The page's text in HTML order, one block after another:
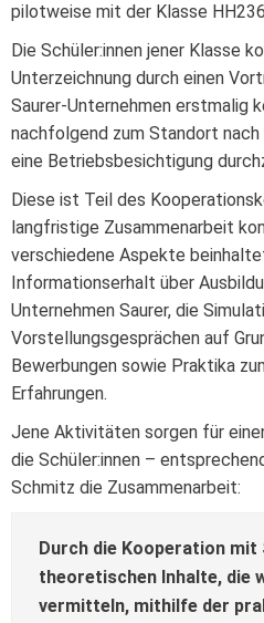
pilotweise mit der Klasse
Die Schüler:innen jener Klasse
Unterzeichnung durch einen
Saurer-Unternehmen erstmalig
nachfolgend zum Standort nach
eine Betriebsbesichtigung
Diese ist Teil des
langfristige Zusammenarbeit
verschiedene Aspekte
Informationserhalt über
Unternehmen Saurer, die
Vorstellungsgesprächen auf
Bewerbungen sowie Praktika
Erfahrungen.
Jene Aktivitäten sorgen für
die Schüler:innen –
Schmitz die Zusammenarbeit:
Durch die Kooperation mit
theoretischen Inhalte, die
vermitteln, mithilfe der